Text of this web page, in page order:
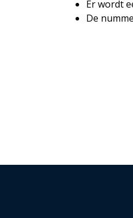
Er wordt
De